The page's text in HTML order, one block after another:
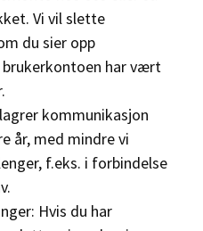
Vi vil slette
du sier opp
har vært
kommunikasjon
år, med mindre vi
f.eks. i forbindelse
Hvis du har